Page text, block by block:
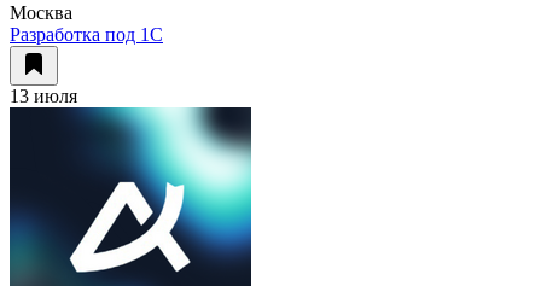
Москва
Разработка под 1С
13 июля